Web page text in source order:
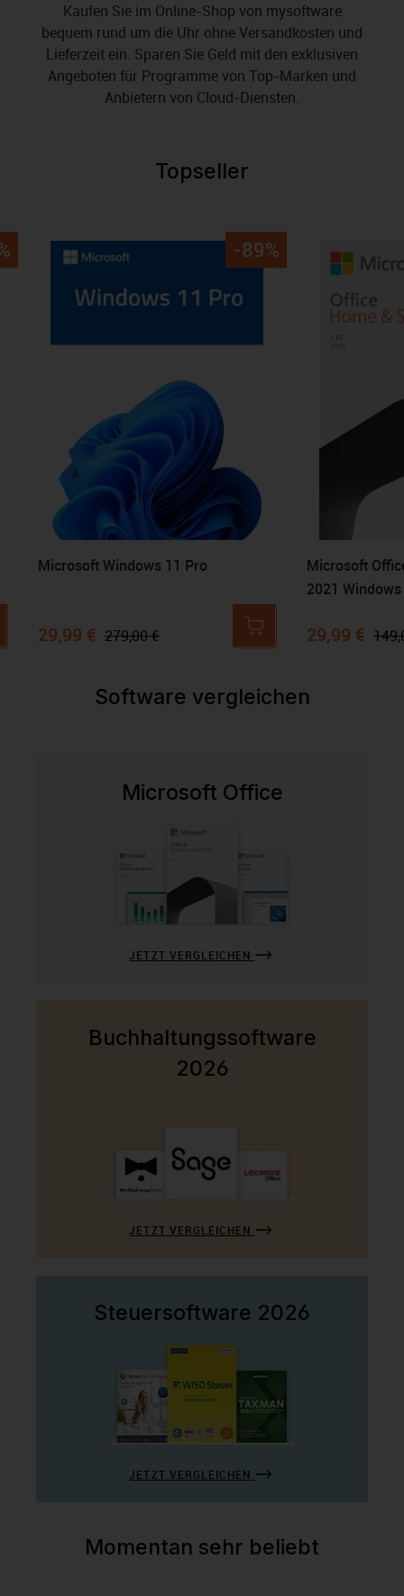
Kaufen Sie im Online-Shop von mysoftware
bequem rund um die Uhr ohne Versandkosten und
Lieferzeit ein. Sparen Sie Geld mit den exklusiven
Angeboten für Programme von Top-Marken und
Anbietern von Cloud-Diensten.
Topseller
Produktgalerie überspringen -89%
Microsoft Windows 11 Pro
29,99 € 279,00 €
Microsoft
2021 Windows
29,99 €
Software vergleichen
Microsoft Office
JETZT VERGLEICHEN
Buchhaltungssoftware
2026
JETZT VERGLEICHEN
Steuersoftware 2026
JETZT VERGLEICHEN
Momentan sehr beliebt